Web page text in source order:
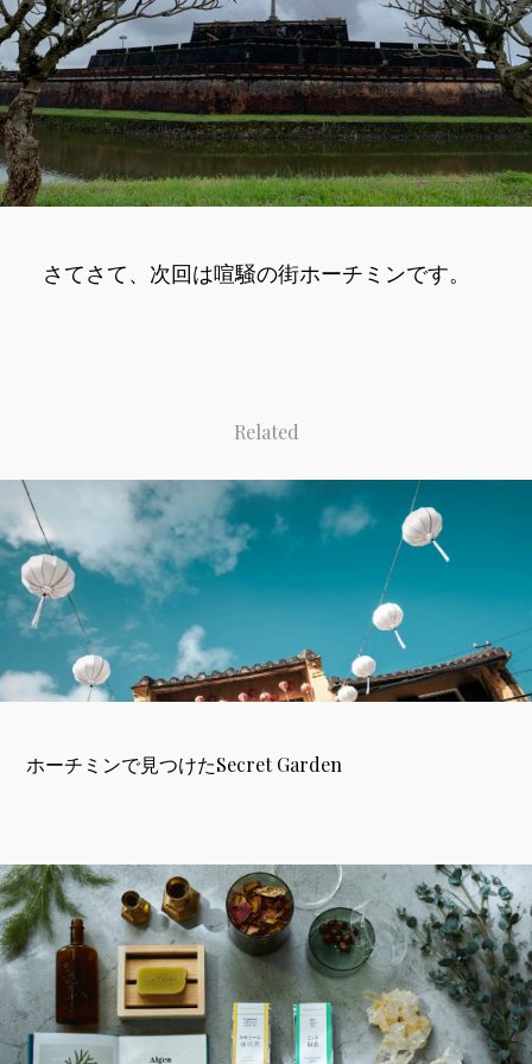
さてさて、次回は喧騒の街ホーチミンです。
Related
ホーチミンで見つけたSecret Garden